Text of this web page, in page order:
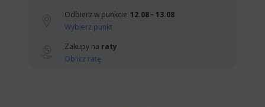
Odbierz w punkcie 12.08 - 13.08
Wybierz punkt
Zakupy na raty
Oblicz ratę